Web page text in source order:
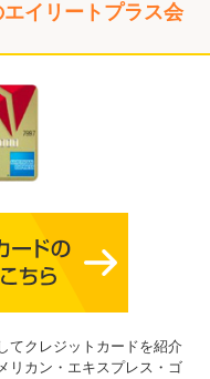
イリートプラス会
てクレジットカードを紹介
リカン・エキスプレス・ゴ